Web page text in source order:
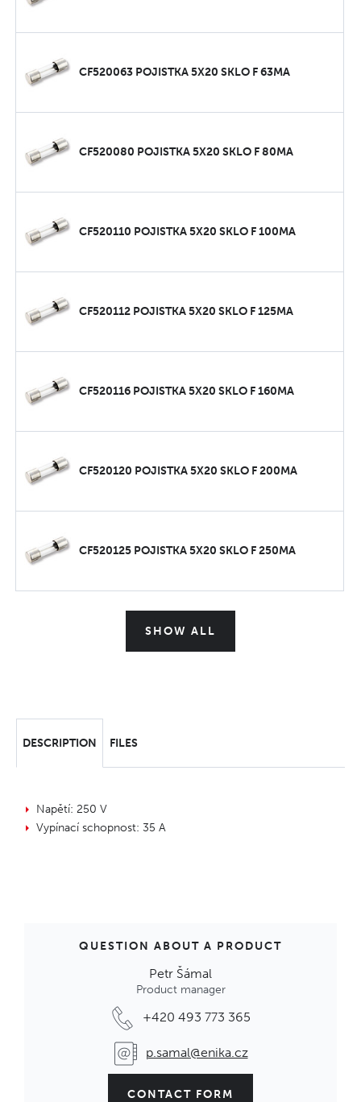
CF520063 POJISTKA 5X20 SKLO F 63MA
CF520080 POJISTKA 5X20 SKLO F 80MA
CF520110 POJISTKA 5X20 SKLO F 100MA
CF520112 POJISTKA 5X20 SKLO F 125MA
CF520116 POJISTKA 5X20 SKLO F 160MA
CF520120 POJISTKA 5X20 SKLO F 200MA
CF520125 POJISTKA 5X20 SKLO F 250MA
SHOW ALL
DESCRIPTION FILES
Napětí: 250 V
Vypínací schopnost: 35 A
QUESTION ABOUT A PRODUCT
Petr Šámal
Product manager
+420 493 773 365
p.samal@enika.cz
CONTACT FORM